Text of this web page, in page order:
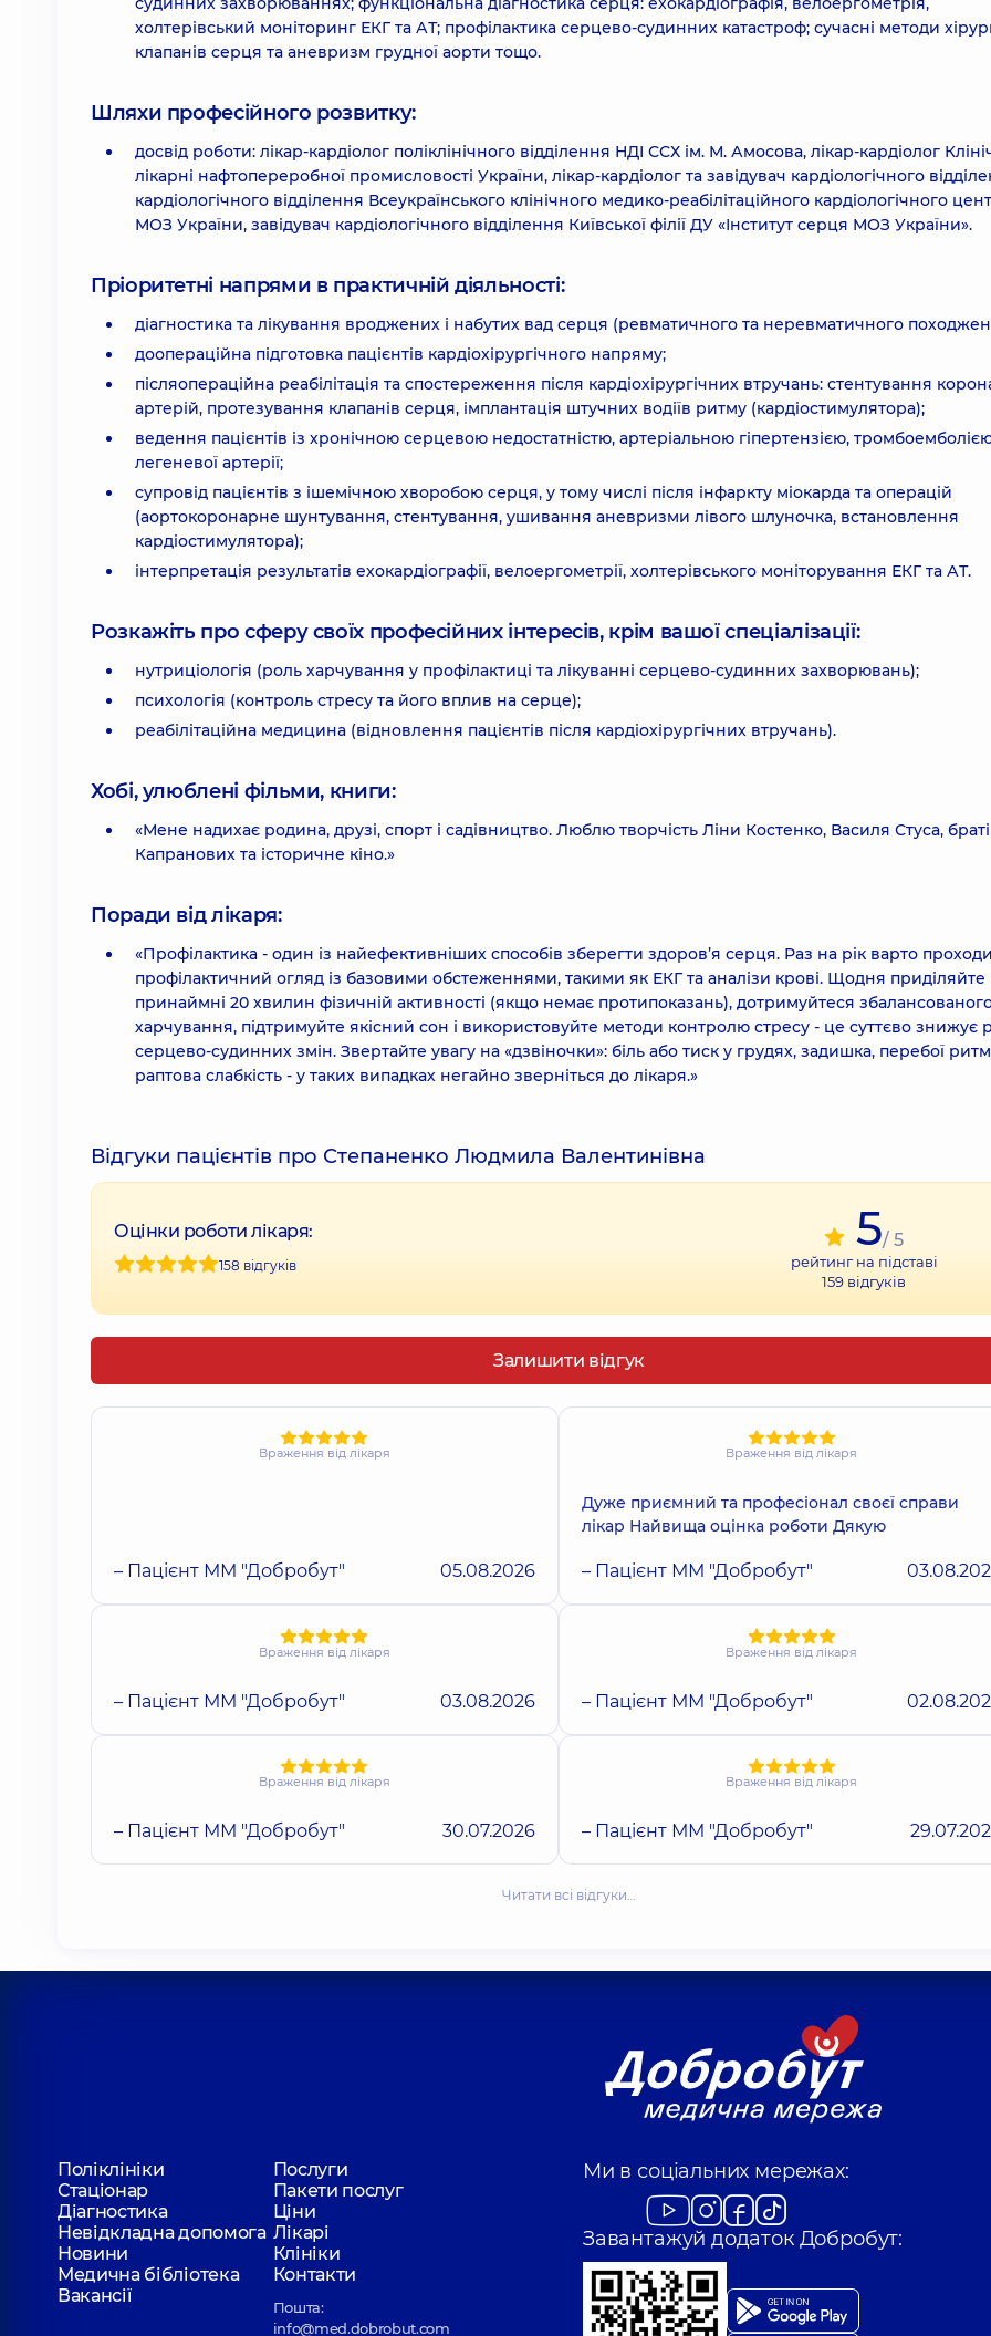
холтерівський моніторинг ЕКГ та АТ; профілактика серцево-судинних катастроф; сучасні методи
клапанів серця та аневризм грудної аорти тощо.
Шляхи професійного розвитку:
досвід роботи: лікар-кардіолог поліклінічного відділення НДІ ССХ ім. М. Амосова, лікар-кардіолог
лікарні нафтопереробної промисловості України, лікар-кардіолог та завідувач кардіологічного
кардіологічного відділення Всеукраїнського клінічного медико-реабілітаційного кардіологічного
МОЗ України, завідувач кардіологічного відділення Київської філії ДУ «Інститут серця МОЗ України».
Пріоритетні напрями в практичній діяльності:
діагностика та лікування вроджених і набутих вад серця (ревматичного та неревматичного
доопераційна підготовка пацієнтів кардіохірургічного напряму;
післяопераційна реабілітація та спостереження після кардіохірургічних втручань: стентування
артерій, протезування клапанів серця, імплантація штучних водіїв ритму (кардіостимулятора);
ведення пацієнтів із хронічною серцевою недостатністю, артеріальною гіпертензією,
легеневої артерії;
супровід пацієнтів з ішемічною хворобою серця, у тому числі після інфаркту міокарда та операцій
(аортокоронарне шунтування, стентування, ушивання аневризми лівого шлуночка, встановлення
кардіостимулятора);
інтерпретація результатів ехокардіографії, велоергометрії, холтерівського моніторування ЕКГ та АТ.
Розкажіть про сферу своїх професійних інтересів, крім вашої спеціалізації:
нутриціологія (роль харчування у профілактиці та лікуванні серцево-судинних захворювань);
психологія (контроль стресу та його вплив на серце);
реабілітаційна медицина (відновлення пацієнтів після кардіохірургічних втручань).
Хобі, улюблені фільми, книги:
«Мене надихає родина, друзі, спорт і садівництво. Люблю творчість Ліни Костенко, Василя Стуса,
Капранових та історичне кіно.»
Поради від лікаря:
«Профілактика - один із найефективніших способів зберегти здоров’я серця. Раз на рік варто
профілактичний огляд із базовими обстеженнями, такими як ЕКГ та аналізи крові. Щодня приділяйте
принаймні 20 хвилин фізичній активності (якщо немає протипоказань), дотримуйтеся
харчування, підтримуйте якісний сон і використовуйте методи контролю стресу - це суттєво знижує
серцево-судинних змін. Звертайте увагу на «дзвіночки»: біль або тиск у грудях, задишка, перебої
раптова слабкість - у таких випадках негайно зверніться до лікаря.»
Відгуки пацієнтів про Степаненко Людмила Валентинівна
Оцінки роботи лікаря:
158 відгуків
5/ 5
рейтинг на підставі
159 відгуків
Залишити відгук
Враження від лікаря
– Пацієнт ММ "Добробут" 05.08.2026
Враження від лікаря
Дуже приємний та професіонал своєї справи
лікар Найвища оцінка роботи Дякую
– Пацієнт ММ "Добробут"
Враження від лікаря
– Пацієнт ММ "Добробут" 03.08.2026
Враження від лікаря
– Пацієнт ММ "Добробут"
Враження від лікаря
– Пацієнт ММ "Добробут" 30.07.2026
Враження від лікаря
– Пацієнт ММ "Добробут"
Читати всі відгуки…
Поліклініки
Послуги
Стаціонар
Пакети послуг
Діагностика
Ціни
Невідкладна допомога Лікарі
Новини
Клініки
Медична бібліотека
Контакти
Вакансії
Пошта:
info@med.dobrobut.com
Ми в соціальних мережах:
Завантажуй додаток Добробут: